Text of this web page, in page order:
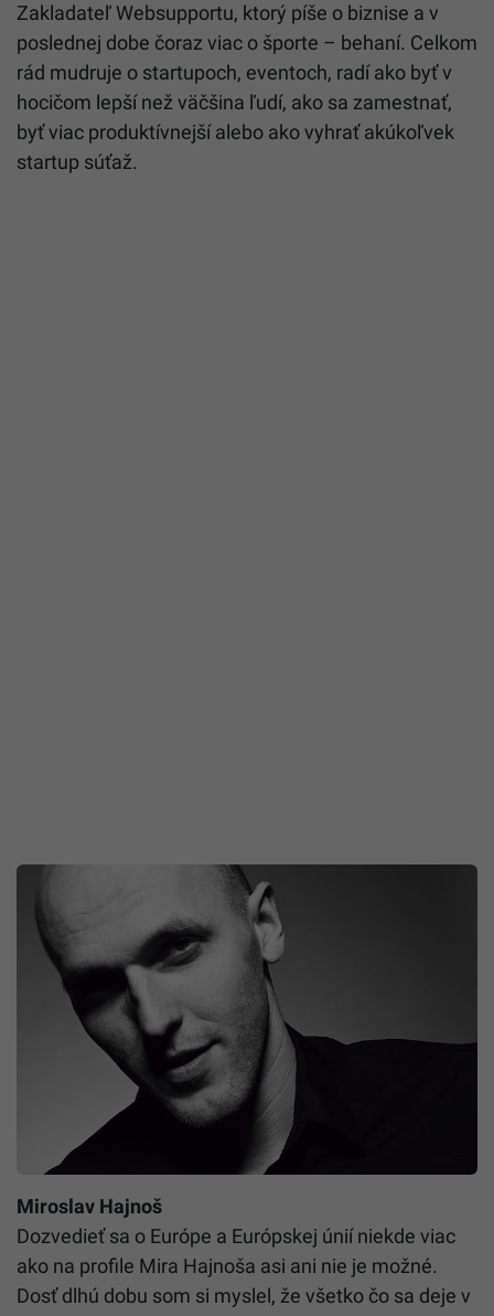
Zakladateľ Websupportu, ktorý píše o biznise a v
poslednej dobe čoraz viac o športe – behaní. Celkom
rád mudruje o startupoch, eventoch, radí ako byť v
hocičom lepší než väčšina ľudí, ako sa zamestnať,
byť viac produktívnejší alebo ako vyhrať akúkoľvek
startup súťaž.
Miroslav Hajnoš
Dozvedieť sa o Európe a Európskej únií niekde viac
ako na profile Mira Hajnoša asi ani nie je možné.
Dosť dlhú dobu som si myslel, že všetko čo sa deje v